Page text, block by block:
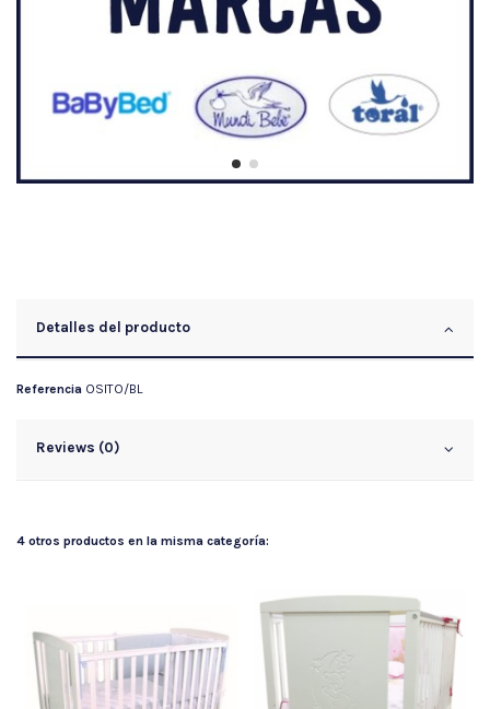
Detalles del producto
Referencia OSITO/BL
Reviews (0)
4 otros productos en la misma categoría: